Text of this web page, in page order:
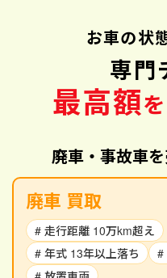
お車の状
専門
最高額
廃車・事故車
廃車 買取
# 走行距離 10万km超え
# 年式 13年以上落ち
#